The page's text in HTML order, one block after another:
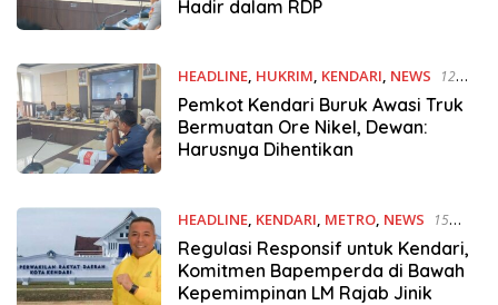
Hadir dalam RDP
HEADLINE, HUKRIM, KENDARI, NEWS
12
Februari 2025
Pemkot Kendari Buruk Awasi Truk
Bermuatan Ore Nikel, Dewan:
Harusnya Dihentikan
HEADLINE, KENDARI, METRO, NEWS
15
Oktober 2024
Regulasi Responsif untuk Kendari,
Komitmen Bapemperda di Bawah
Kepemimpinan LM Rajab Jinik